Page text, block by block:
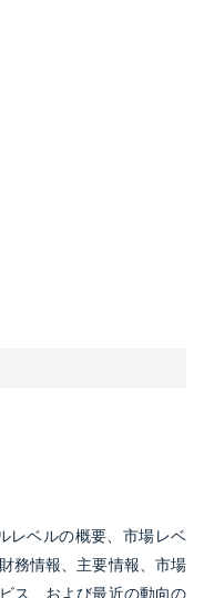
レベルの概要、市場レベ
務情報、主要情報、市場
ス、および最近の動向の